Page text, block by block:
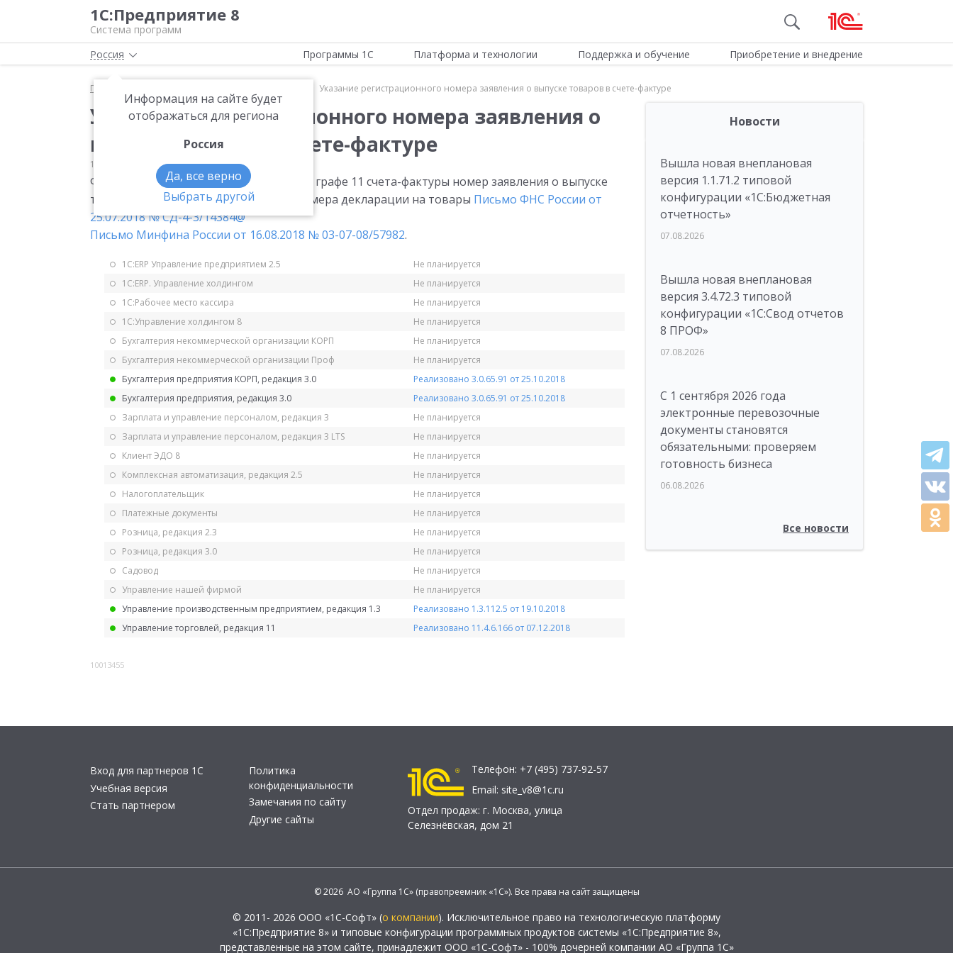
1С:Предприятие 8
Система программ
Россия
Информация на сайте будет
отображаться для региона
Россия
Да, все верно
Выбрать другой
Программы 1С Платформа и технологии Поддержка и обучение Приобретение и внедрение
Главная Указание регистрационного номера заявления о выпуске товаров в счете-фактуре
Указание регистрационного номера заявления о
выпуске товаров в счете-фактуре
11.10.2018 НДС
ФНС и Минфин разрешили указывать в графе 11 счета-фактуры номер заявления о выпуске
товаров, вместо регистрационного номера декларации на товары Письмо ФНС России от
25.07.2018 № СД-4-3/14384@
Письмо Минфина России от 16.08.2018 № 03-07-08/57982.
1С:ERP Управление предприятием 2.5
Не планируется
1С:ERP. Управление холдингом
Не планируется
1С:Рабочее место кассира
Не планируется
1С:Управление холдингом 8
Не планируется
Бухгалтерия некоммерческой организации КОРП
Не планируется
Бухгалтерия некоммерческой организации Проф
Не планируется
Бухгалтерия предприятия КОРП, редакция 3.0
Реализовано 3.0.65.91 от 25.10.2018
Бухгалтерия предприятия, редакция 3.0
Реализовано 3.0.65.91 от 25.10.2018
Зарплата и управление персоналом, редакция 3
Не планируется
Зарплата и управление персоналом, редакция 3 LTS
Не планируется
Клиент ЭДО 8
Не планируется
Комплексная автоматизация, редакция 2.5
Не планируется
Налогоплательщик
Не планируется
Платежные документы
Не планируется
Розница, редакция 2.3
Не планируется
Розница, редакция 3.0
Не планируется
Садовод
Не планируется
Управление нашей фирмой
Не планируется
Управление производственным предприятием, редакция 1.3
Реализовано 1.3.112.5 от 19.10.2018
Управление торговлей, редакция 11
Реализовано 11.4.6.166 от 07.12.2018
10013455
Новости
Вышла новая внеплановая
версия 1.1.71.2 типовой
конфигурации «1C:Бюджетная
отчетность»
07.08.2026
Вышла новая внеплановая
версия 3.4.72.3 типовой
конфигурации «1C:Свод отчетов
8 ПРОФ»
07.08.2026
С 1 сентября 2026 года
электронные перевозочные
документы становятся
обязательными: проверяем
готовность бизнеса
06.08.2026
Все новости
Вход для партнеров 1С
Учебная версия
Стать партнером
Политика
конфиденциальности
Замечания по сайту
Другие сайты
Телефон: +7 (495) 737-92-57
Email: site_v8@1c.ru
Отдел продаж: г. Москва, улица
Селезнёвская, дом 21
© 2026 АО «Группа 1С» (правопреемник «1С»). Все права на сайт защищены
© 2011- 2026 ООО «1С-Софт» (о компании). Исключительное право на технологическую платформу
«1С:Предприятие 8» и типовые конфигурации программных продуктов системы «1С:Предприятие 8»,
представленные на этом сайте, принадлежит ООО «1С-Софт» - 100% дочерней компании АО «Группа 1С»